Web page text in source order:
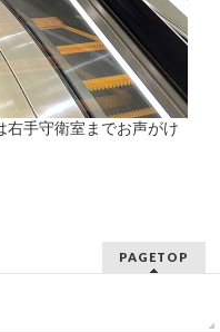
手守衛室までお声がけ
PAGETOP